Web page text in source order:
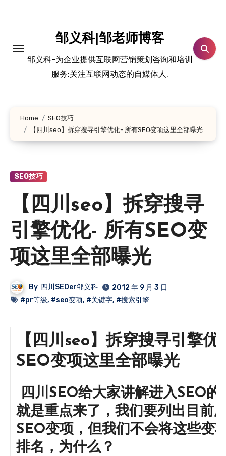
邹义科|邹老师博客
邹义科-为企业提供互联网营销策划咨询和培训
服务;关注互联网动态的自媒体人.
Home
SEO技巧
【四川seo】拆穿搜寻引擎优化- 所有SEO变项这里全部曝光
SEO技巧
【四川seo】拆穿搜寻
引擎优化- 所有SEO变
项这里全部曝光
By 四川SEOer邹义科
2012 年 9 月 3 日
#pr等级, #seo变项, #关键字, #搜索引擎
【四川seo】拆穿搜寻引擎优
SEO变项这里全部曝光
四川SEO给大家讲解进入SEO的
就是重点来了，我们要列出目前
SEO变项，但我们不会将这些变
排名，为什么？